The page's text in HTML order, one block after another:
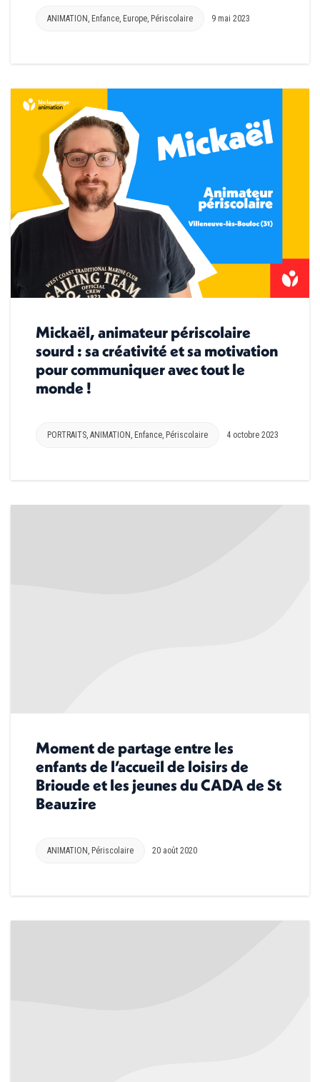
ANIMATION, Enfance, Europe, Périscolaire 9 mai 2023
Mickaël, animateur périscolaire
sourd : sa créativité et sa motivation
pour communiquer avec tout le
monde !
PORTRAITS ANIMATION Enfance Périscolaire 4 octobre 2023
Moment de partage entre les
enfants de l’accueil de loisirs de
Brioude et les jeunes du CADA de St
Beauzire
ANIMATION , Périscolaire 20 août 2020